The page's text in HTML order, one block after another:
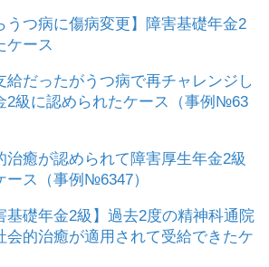
うつ病に傷病変更】障害基礎年金2
ケース
給だったがうつ病で再チャレンジし
2級に認められたケース（事例№63
治癒が認められて障害厚生年金2級
ース（事例№6347）
基礎年金2級】過去2度の精神科通院
会的治癒が適用されて受給できたケ